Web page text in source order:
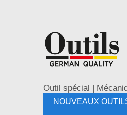
Outil spécial |
NOUVEAUX